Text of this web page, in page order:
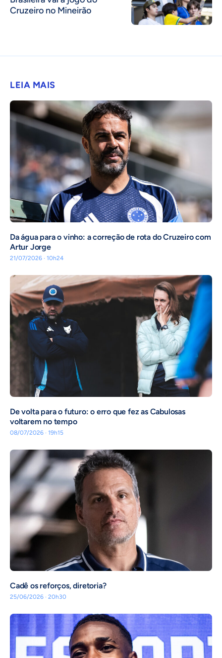
Cruzeiro no Mineirão
LEIA MAIS
Da água para o vinho: a correção de rota do Cruzeiro com
Artur Jorge
21/07/2026 · 10h24
De volta para o futuro: o erro que fez as Cabulosas
voltarem no tempo
08/07/2026 · 19h15
Cadê os reforços, diretoria?
25/06/2026 · 20h30